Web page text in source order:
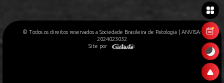
© Todos os direitos reservados a Sociedade Brasileira de Patologia | ANVISA:
2024023032
Site por